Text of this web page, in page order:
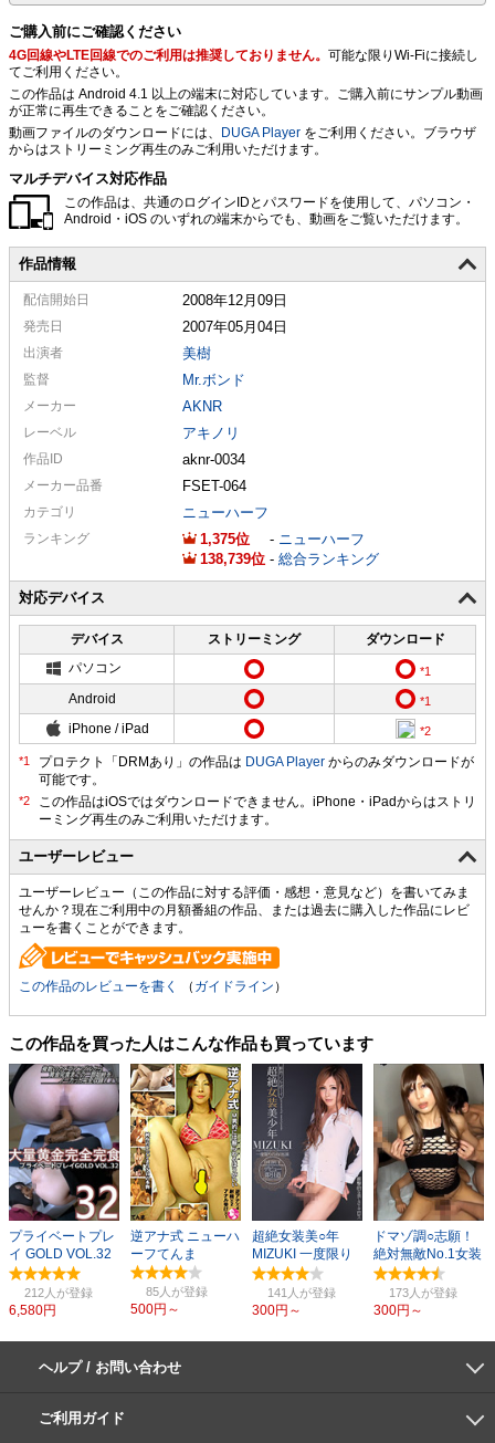
ご購入前にご確認ください
4G回線やLTE回線でのご利用は推奨しておりません。 可能な限りWi-Fiに接続し
てご利用ください。
この作品は Android 4.1 以上の端末に対応しています。ご購入前にサンプル動画
が正常に再生できることをご確認ください。
動画ファイルのダウンロードには、 DUGA Player をご利用ください。ブラウザ
からはストリーミング再生のみご利用いただけます。
マルチデバイス対応作品
この作品は、共通のログインIDとパスワードを使用して、パソコン・
Android・iOS のいずれの端末からでも、動画をご覧いただけます。
作品情報
配信開始日 2008年12月09日
発売日 2007年05月04日
出演者 美樹
監督 Mr.ボンド
メーカー AKNR
レーベル アキノリ
作品ID aknr-0034
メーカー品番 FSET-064
カテゴリ ニューハーフ
ランキング 1,375 - ニューハーフ
138,739
- 総合ランキング
対応デバイス
デバイス ストリーミング
ダウンロード
パソコン
Android
iPhone / iPad
プロテクト「DRMあり」の作品は DUGA Player からのみダウンロードが
可能です。
ユーザーレビュー
ユーザーレビュー（この作品に対する評価・感想・意見など）を書いてみま
せんか？現在ご利用中の月額番組の作品、または過去に購入した作品にレビ
ューを書くことができます。
この作品のレビューを書く （ ガイドライン ）
この作品を買った人はこんな作品も買っています
プライベートプレ
イ GOLD VOL.32
大量黄金完全完食
212人
6,580円
逆アナ式 ニューハ
ーフてんま
85人
500円～
超絶女装美○年
MIZUKI 一度限り
のAV出演
141人
300円～
ドマゾ調○志願！
絶対無敵No.1女装
子
173人
300円～
ヘルプ / お問い合わせ
よくあるご質問
ご利用環境
お支払い方法
パスワードの再設定
サポートセンター
ご利用ガイド